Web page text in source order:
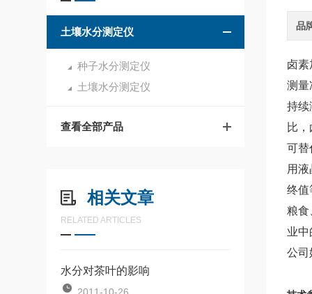
土壤水分测定仪
种子水分测定仪
土壤水分测定仪
查看全部产品
相关文章
RELATED ARTICLES
水分对茶叶的影响
品
卤
测量
持续
比
可替
用
终值
粮食
业
公司